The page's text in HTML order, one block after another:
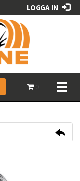
LOGGA IN